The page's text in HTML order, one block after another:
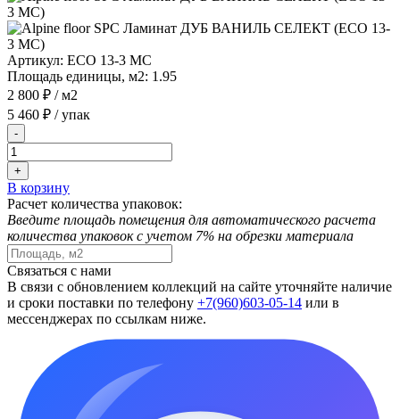
Артикул: ЕСО 13-3 MC
Площадь единицы, м2: 1.95
2 800 ₽ / м2
5 460 ₽ / упак
-
+
В корзину
Расчет количества упаковок:
Введите площадь помещения для автоматического расчета
количества упаковок с учетом 7% на обрезки материала
Связаться с нами
В связи с обновлением коллекций на сайте уточняйте наличие
и сроки поставки по телефону +7(960)603-05-14 или в
мессенджерах по ссылкам ниже.